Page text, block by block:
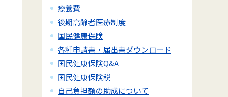
療養費
後期高齢者医療制度
国民健康保険
各種申請書・届出書ダウンロード
国民健康保険Q&A
国民健康保険税
自己負担額の助成について